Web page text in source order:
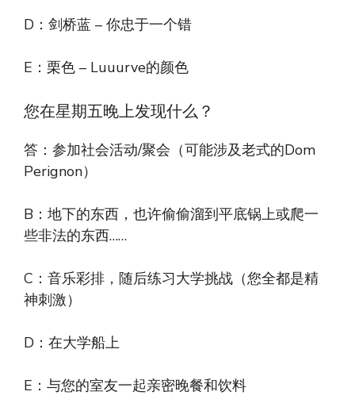
D：剑桥蓝 – 你忠于一个错
E：栗色 – Luuurve的颜色
您在星期五晚上发现什么？
答：参加社会活动/聚会（可能涉及老式的Dom
Perignon）
B：地下的东西，也许偷偷溜到平底锅上或爬一
些非法的东西……
C：音乐彩排，随后练习大学挑战（您全都是精
神刺激）
D：在大学船上
E：与您的室友一起亲密晚餐和饮料